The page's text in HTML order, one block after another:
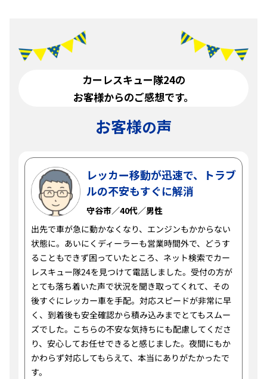
カーレスキュー隊24の
お客様からのご感想です。
お客様の声
レッカー移動が迅速で、トラブ
ルの不安もすぐに解消
守谷市／40代／男性
出先で車が急に動かなくなり、エンジンもかからない
状態に。あいにくディーラーも営業時間外で、どうす
ることもできず困っていたところ、ネット検索でカー
レスキュー隊24を見つけて電話しました。受付の方が
とても落ち着いた声で状況を聞き取ってくれて、その
後すぐにレッカー車を手配。対応スピードが非常に早
く、到着後も安全確認から積み込みまでとてもスムー
ズでした。こちらの不安な気持ちにも配慮してくださ
り、安心してお任せできると感じました。夜間にもか
かわらず対応してもらえて、本当にありがたかったで
す。